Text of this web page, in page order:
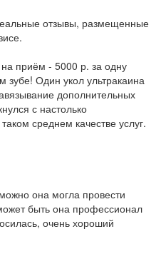
отзывы, размещенные
приём - 5000 р. за одну
Один укол ультракаина
дополнительных
с настолько
среднем качестве услуг.
она могла провести
быть она профессионал
очень хороший